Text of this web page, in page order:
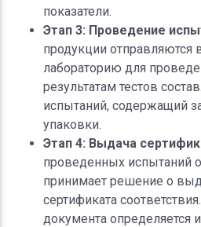
показатели.
Этап 3: Проведение
продукции отправляются
лабораторию для
результатам тестов
испытаний, содержащий
упаковки.
Этап 4: Выдача
проведенных испытаний
принимает решение о
сертификата
документа определяется